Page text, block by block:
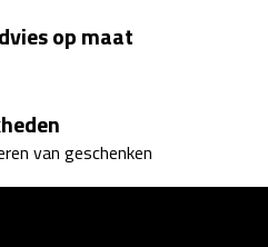
op maat
van geschenken